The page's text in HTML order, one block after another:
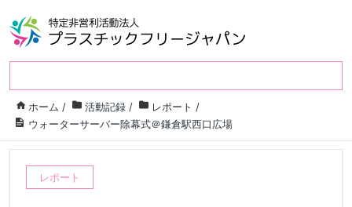
ホーム / 活動記録 / レポート /
ウォーターサーバー除幕式＠鎌倉駅西口広場
レポート